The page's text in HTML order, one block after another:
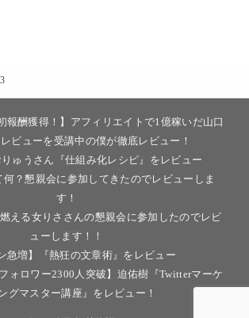
報酬獲得！】アフィリエイトで1億稼いだ山口
ビューを受講中の僕が徹底レビュー！
りゅうさん『仕組み化レシピ』をレビュー
何？懇親会に参加してきたのでレビューしま
す！
燃える女りささんの懇親会に参加したのでレビ
ューします！！
急増】『熱狂の文章術』をレビュー
ォロワー2300人突破】迫佑樹『Twitterマーケ
グマスター講座』をレビュー！